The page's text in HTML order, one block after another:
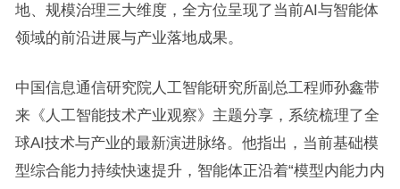
地、规模治理三大维度，全方位呈现了当前AI与智能体
领域的前沿进展与产业落地成果。
中国信息通信研究院人工智能研究所副总工程师孙鑫带
来《人工智能技术产业观察》主题分享，系统梳理了全
球AI技术与产业的最新演进脉络。他指出，当前基础模
型综合能力持续快速提升，智能体正沿着“模型内能力内